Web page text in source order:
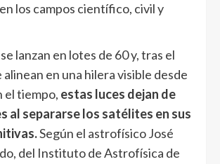
los campos científico, civil y
lanzan en lotes de 60 y, tras el
alinean en una hilera visible desde
el tiempo, estas luces dejan de
al separarse los satélites en sus
Según el astrofísico José
del Instituto de Astrofísica de